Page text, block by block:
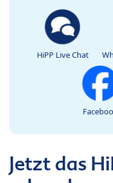
HiPP Live Chat
Jetzt das